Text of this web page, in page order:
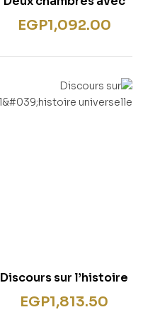
séjour
EGP1,092.00
Discours sur l’histoire
universelle
EGP1,813.50